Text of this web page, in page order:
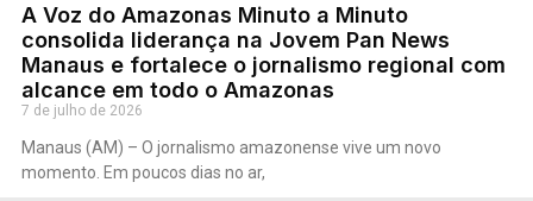
A Voz do Amazonas Minuto a Minuto
consolida liderança na Jovem Pan News
Manaus e fortalece o jornalismo regional com
alcance em todo o Amazonas
7 de julho de 2026
Manaus (AM) – O jornalismo amazonense vive um novo
momento. Em poucos dias no ar,